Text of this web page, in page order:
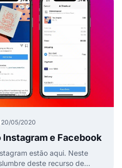
20/05/2020
Instagram e Facebook
estão aqui. Neste
deste recurso de